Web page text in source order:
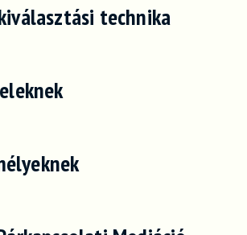
technika